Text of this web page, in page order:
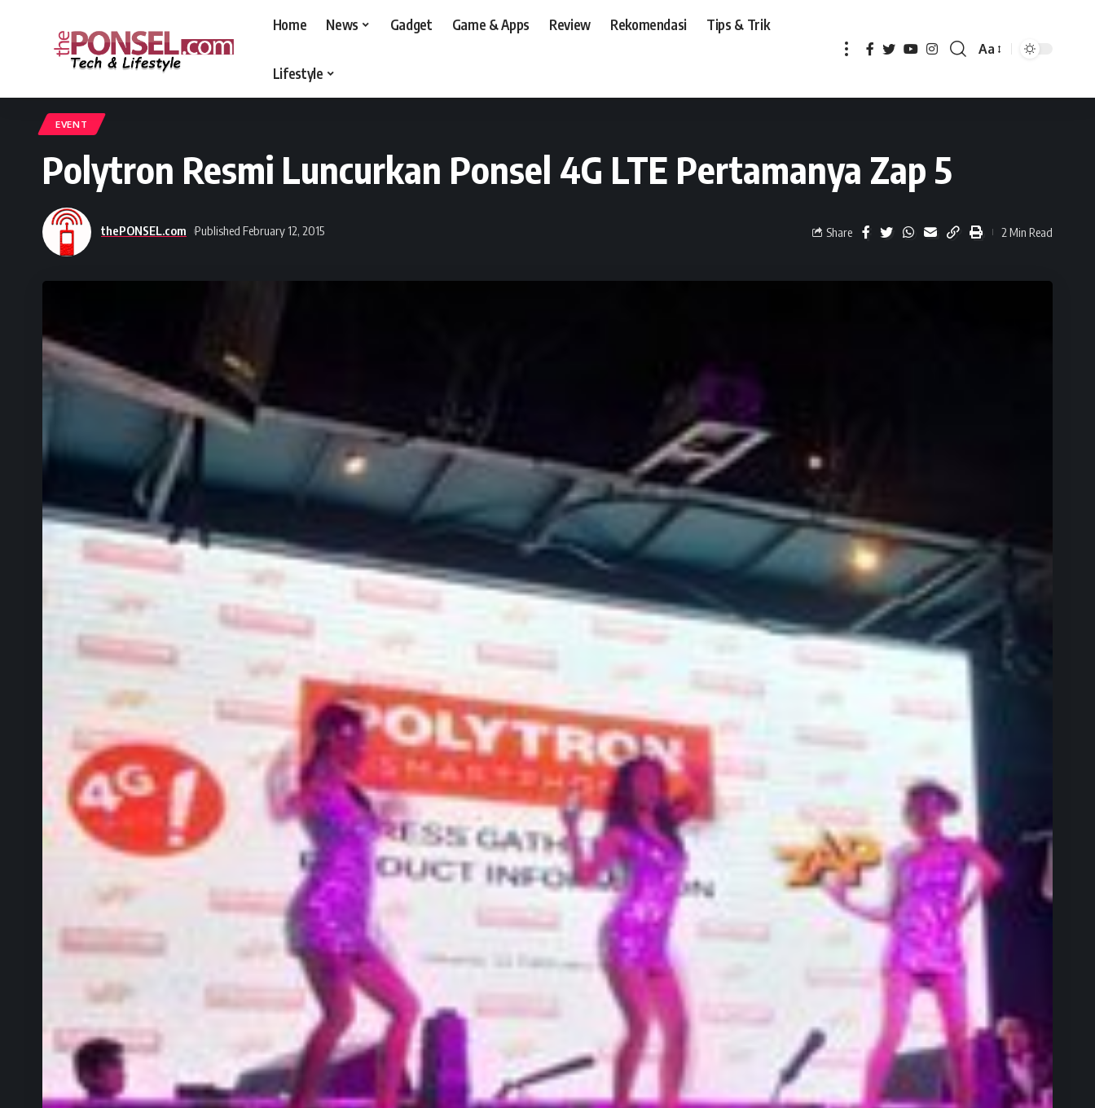
Home News Gadget Game & Apps Review Rekomendasi Tips & Trik
Lifestyle
Aa
EVENT
Polytron Resmi Luncurkan Ponsel 4G LTE Pertamanya Zap 5
thePONSEL.com Published February 12, 2015 Share 2 Min Read